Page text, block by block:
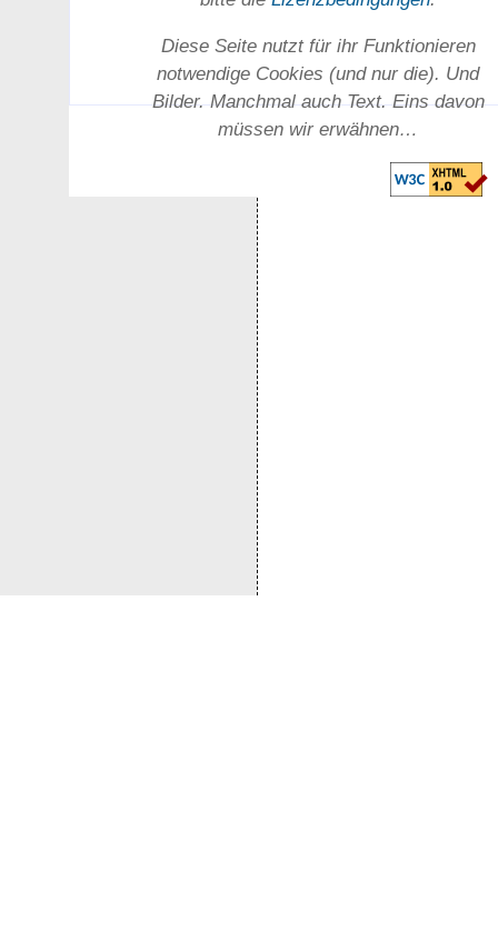
Diese Seite nutzt für ihr Funktionieren
notwendige Cookies (und nur die). Und
Bilder. Manchmal auch Text. Eins davon
müssen wir erwähnen…